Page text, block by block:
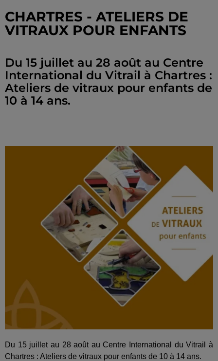
CHARTRES - ATELIERS DE
VITRAUX POUR ENFANTS
Du 15 juillet au 28 août au Centre
International du Vitrail à Chartres :
Ateliers de vitraux pour enfants de
10 à 14 ans.
Du 15 juillet au 28 août au Centre International du Vitrail à
Chartres : Ateliers de vitraux pour enfants de 10 à 14 ans.